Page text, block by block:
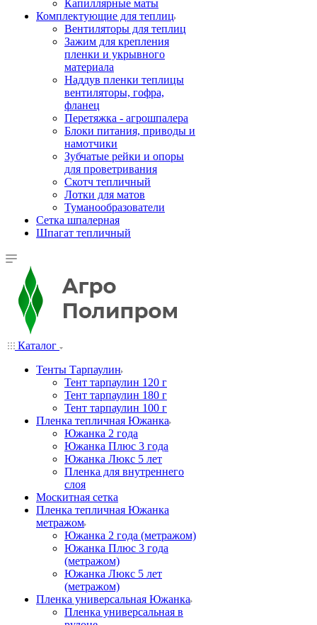
Капиллярные маты
Комплектующие для теплиц
Вентиляторы для теплиц
Зажим для крепления
пленки и укрывного
материала
Наддув пленки теплицы
вентиляторы, гофра,
фланец
Перетяжка - агрошпалера
Блоки питания, приводы и
намотчики
Зубчатые рейки и опоры
для проветривания
Скотч тепличный
Лотки для матов
Туманообразователи
Сетка шпалерная
Шпагат тепличный
Каталог
Тенты Тарпаулин
Тент тарпаулин 120 г
Тент тарпаулин 180 г
Тент тарпаулин 100 г
Пленка тепличная Южанка
Южанка 2 года
Южанка Плюс 3 года
Южанка Люкс 5 лет
Пленка для внутреннего
слоя
Москитная сетка
Пленка тепличная Южанка
метражом
Южанка 2 года (метражом)
Южанка Плюс 3 года
(метражом)
Южанка Люкс 5 лет
(метражом)
Пленка универсальная Южанка
Пленка универсальная в